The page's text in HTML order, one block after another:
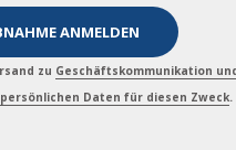
zu Geschäftskommunikation
Daten für diesen Zweck.